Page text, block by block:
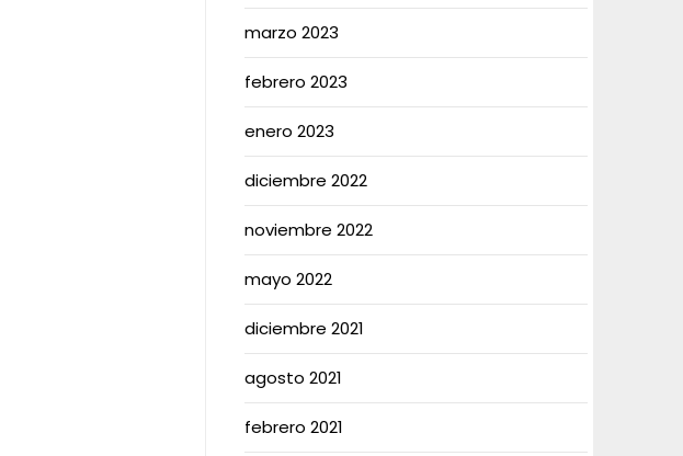
marzo 2023
febrero 2023
enero 2023
diciembre 2022
noviembre 2022
mayo 2022
diciembre 2021
agosto 2021
febrero 2021